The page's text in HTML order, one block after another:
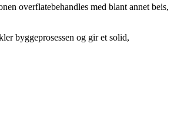
overflatebehandles med blant annet beis,
byggeprosessen og gir et solid,